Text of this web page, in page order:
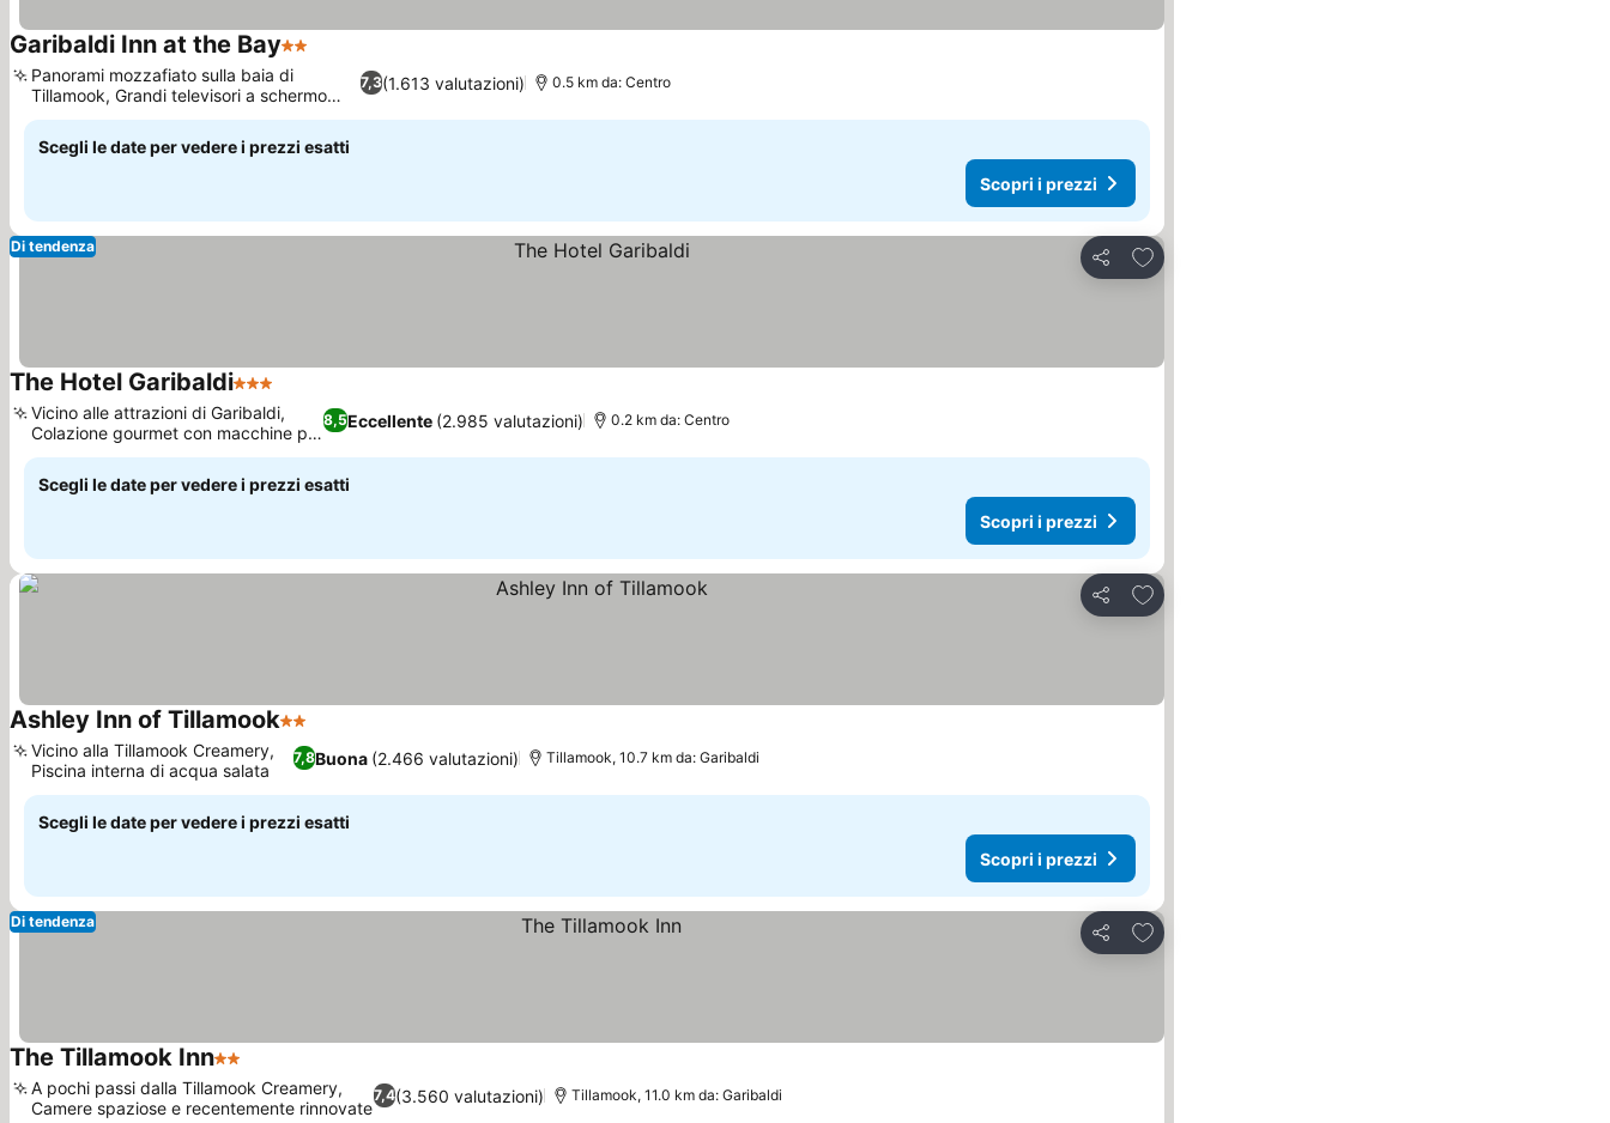
Garibaldi Inn at the Bay2 Stelle
7,3(1.613 valutazioni)
Panorami mozzafiato sulla baia di
Tillamook, Grandi televisori a schermo
piatto
0.5 km da: Centro
Scegli le date per vedere i prezzi esatti
Scopri i prezzi
Condividi
Aggiungi ai preferiti
Di tendenza
The Hotel Garibaldi3 Stelle
8,5Eccellente (2.985 valutazioni)
Vicino alle attrazioni di Garibaldi,
Colazione gourmet con macchine per
waffle
0.2 km da: Centro
Scegli le date per vedere i prezzi esatti
Scopri i prezzi
Condividi
Aggiungi ai preferiti
Ashley Inn of Tillamook2 Stelle
7,8Buona (2.466 valutazioni)
Vicino alla Tillamook Creamery,
Piscina interna di acqua salata
Tillamook, 10.7 km da: Garibaldi
Scegli le date per vedere i prezzi esatti
Scopri i prezzi
Condividi
Aggiungi ai preferiti
Di tendenza
The Tillamook Inn2 Stelle
7,4(3.560 valutazioni)
A pochi passi dalla Tillamook Creamery,
Camere spaziose e recentemente rinnovate
Tillamook, 11.0 km da: Garibaldi